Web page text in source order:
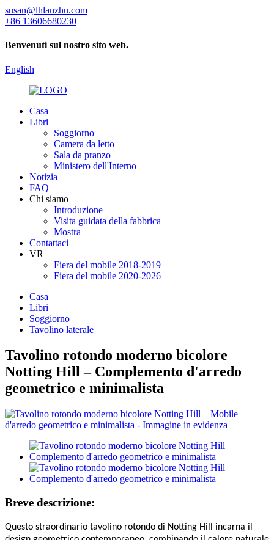
susan@lhlanzhu.com
+86 13606680230
Benvenuti sul nostro sito web.
English
Casa
Libri
Soggiorno
Camera da letto
Sala da pranzo
Ministero dell'Interno
Notizia
FAQ
Chi siamo
Introduzione
Visita guidata della fabbrica
Mostra
Contattaci
VR
Fiera del mobile 2018-2019
Fiera del mobile 2020-2026
Casa
Libri
Soggiorno
Tavolino laterale
Tavolino rotondo moderno bicolore
Notting Hill – Complemento d'arredo
geometrico e minimalista
Breve descrizione:
Questo straordinario tavolino rotondo di Notting Hill incarna il